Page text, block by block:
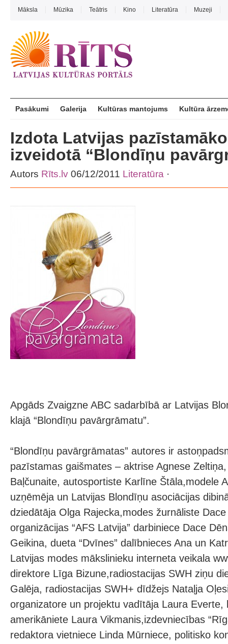
Māksla Mūzika Teātris Kino Literatūra Muzeji
Pasākumi Galerija Kultūras mantojums Kultūra
Izdota Latvijas
izveidotā “Blondīņu
Autors Rīts.lv 06/12/2011 Literatūra ·
Apgāds Zvaigzne ABC sadarbībā ar Latvijas
klajā “Blondīņu pavārgrāmatu”.
“Blondīņu pavārgrāmatas” autores ir
pazīstamas gaišmates – aktrise Agnese
Baļčunaite, autosportiste Karlīne Štāla,modele
uzņēmēja un Latvijas Blondīņu asociācijas
dziedātāja Olga Rajecka,modes žurnāliste
organizācijas “AFS Latvija” darbiniece Dace
Geikina, dueta “Dvīnes” dalībnieces Ana un
Latvijas modes mākslinieku interneta veikala
direktore Līga Bizune,radiostacijas SWH ziņu
Galēja, radiostacijas SWH+ dīdžejs Nataļja
organizatore un projektu vadītāja Laura Everte,
amerikāniete Laura Vikmanis,izdevniecības
redaktora vietniece Linda Mūrniece, politisko